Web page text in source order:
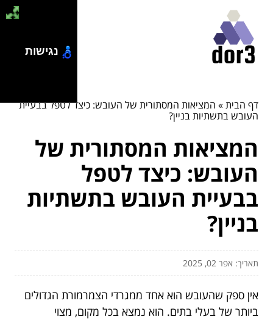
דף הבית» המציאות המסתורית של העובש: כיצד לטפל בבעיית
העובש בתשתיות בניין?
המציאות המסתורית של
העובש: כיצד לטפל
בבעיית העובש בתשתיות
בניין?
תאריך: אפר 02, 2025
אין ספק שהעובש הוא אחד ממגרדי הצמרמורת הגדולים
ביותר של בעלי בתים. הוא נמצא בכל מקום, מצוי
נגישות